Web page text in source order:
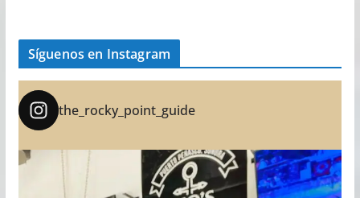
Síguenos en Instagram
the_rocky_point_guide